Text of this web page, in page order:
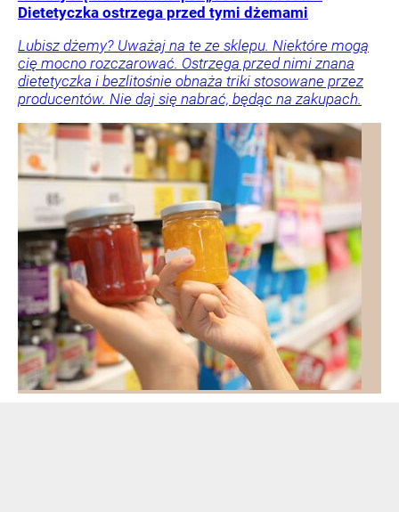
Dietetyczka ostrzega przed tymi dżemami
Lubisz dżemy? Uważaj na te ze sklepu. Niektóre mogą
cię mocno rozczarować. Ostrzega przed nimi znana
dietetyczka i bezlitośnie obnaża triki stosowane przez
producentów. Nie daj się nabrać, będąc na zakupach.